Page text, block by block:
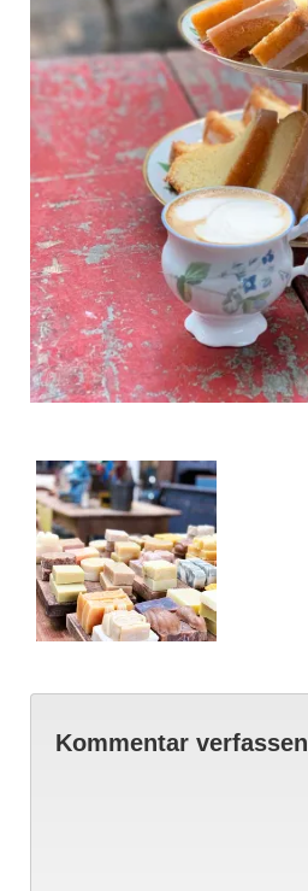
Kommentar verfassen